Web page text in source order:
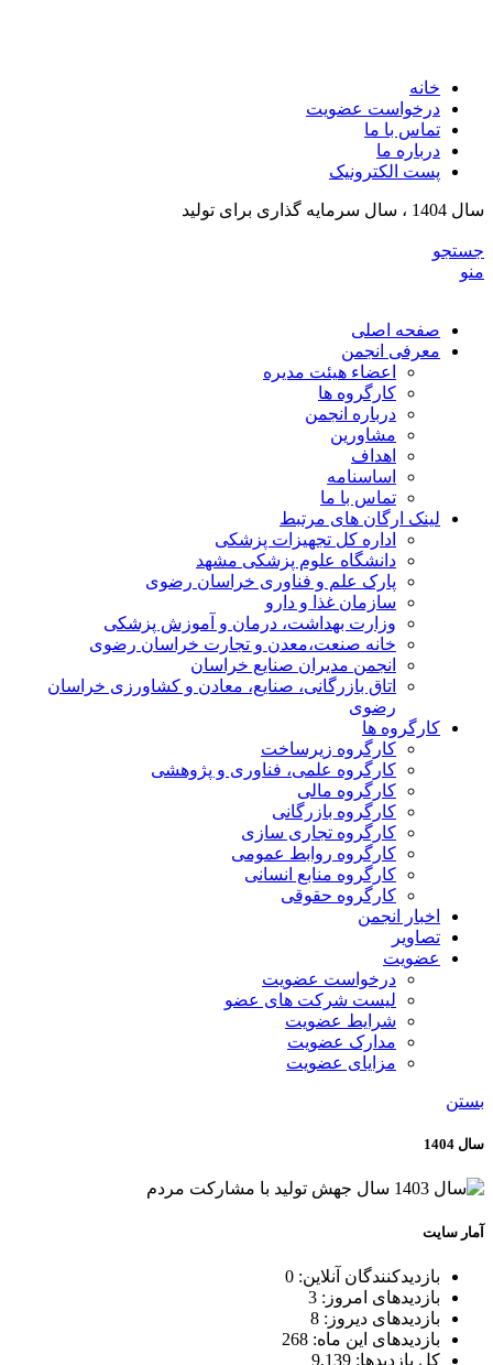
خانه
درخواست عضویت
تماس با ما
درباره ما
پست الکترونیک
سال 1404 ، سال سرمایه گذاری برای تولید
جستجو
منو
صفحه اصلی
معرفی انجمن
اعضاء هیئت مدیره
کارگروه ها
درباره انجمن
مشاورین
اهداف
اساسنامه
تماس با ما
لینک ارگان های مرتبط
اداره کل تجهیزات پزشکی
دانشگاه علوم پزشکی مشهد
پارک علم و فناوری خراسان رضوی
سازمان غذا و دارو
وزارت بهداشت، درمان و آموزش پزشکی
خانه صنعت،معدن و تجارت خراسان رضوی
انجمن مدیران صنایع خراسان
اتاق بازرگانی، صنایع، معادن و کشاورزی خراسان
رضوی
کارگروه ها
کارگروه زیرساخت
کارگروه علمی، فناوری و پژوهشی
کارگروه مالی
کارگروه بازرگانی
کارگروه تجاری سازی
کارگروه روابط عمومی
کارگروه منابع انسانی
کارگروه حقوقی
اخبار انجمن
تصاویر
عضویت
درخواست عضویت
لیست شرکت های عضو
شرایط عضویت
مدارک عضویت
مزایای عضویت
بستن
سال 1404
آمار سایت
بازدیدکنندگان آنلاین: 0
بازدیدهای امروز: 3
بازدیدهای دیروز: 8
بازدیدهای این ماه: 268
کل بازدیدها: 9,139